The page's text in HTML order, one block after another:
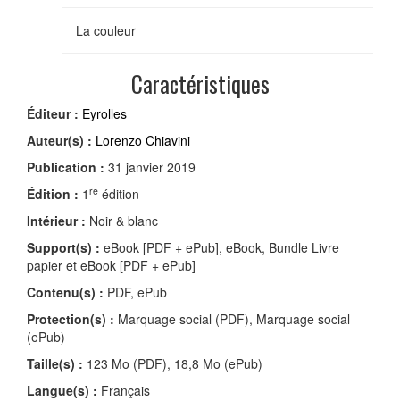
La couleur
Caractéristiques
Éditeur : Eyrolles
Auteur(s) : Lorenzo Chiavini
Publication : 31 janvier 2019
Édition : 1 re édition
Intérieur : Noir & blanc
Support(s) : eBook [PDF + ePub], eBook, Bundle Livre
papier et eBook [PDF + ePub]
Contenu(s) : PDF, ePub
Protection(s) : Marquage social (PDF), Marquage social
(ePub)
Taille(s) : 123 Mo (PDF), 18,8 Mo (ePub)
Langue(s) : Français